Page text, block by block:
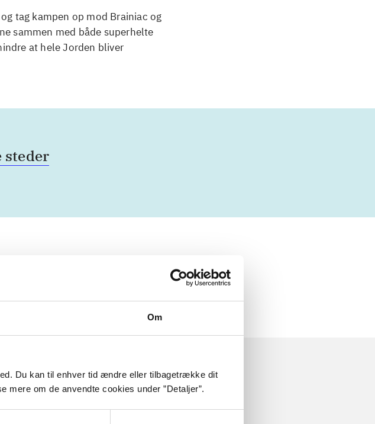
Om
Du kan til enhver tid ændre eller tilbagetrække dit
om de anvendte cookies under ”Detaljer”.
tag kampen op mod Brainiac og
sammen med både superhelte
at hele Jorden bliver